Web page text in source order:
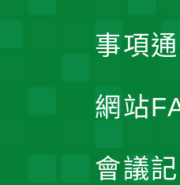
事項
網站
會議